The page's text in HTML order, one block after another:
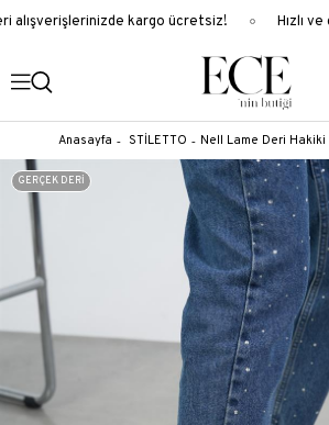
alışverişlerinizde kargo ücretsiz! Hızlı ve
Anasayfa STİLETTO Nell Lame Deri
GERÇEK DERİ